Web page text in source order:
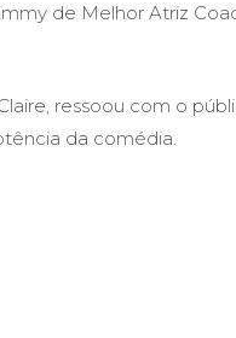
de Melhor Atriz
ressoou com o
da comédia.